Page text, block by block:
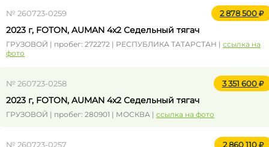
№ 260723-0259 2 878 500
2023 г, FOTON, AUMAN 4x2 Седельный тягач
ГРУЗОВОЙ | пробег: 272272 | РЕСПУБЛИКА ТАТАРСТАН | ссылка на
фото
№ 260723-0258 3 351 600
2023 г, FOTON, AUMAN 4x2 Седельный тягач
ГРУЗОВОЙ | пробег: 280901 | МОСКВА | ссылка на фото
№ 260723-0257 2 860 110